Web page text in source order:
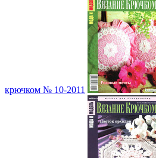
крючком № 10-2011